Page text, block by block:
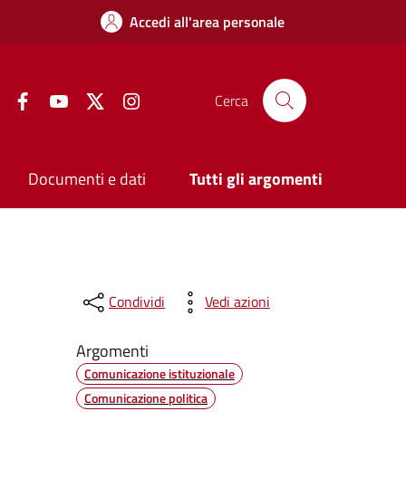
Accedi all'area personale
FacebookYouTube Twitter Cerca
Documenti e dati Tutti gli argomenti
Condividi Vedi azioni
Argomenti
Comunicazione istituzionale
Comunicazione politica